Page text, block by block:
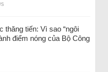
thăng tiến: Vì sao “ngôi
điểm nóng của Bộ Công